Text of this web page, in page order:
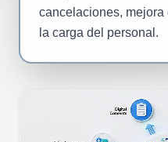
cancelaciones,
la carga del personal.